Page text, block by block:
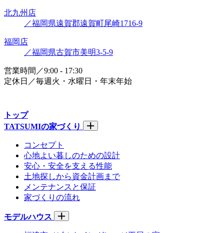
北九州店
／福岡県遠賀郡遠賀町尾崎1716-9
福岡店
／福岡県古賀市美明3-5-9
営業時間／9:00 - 17:30
定休日／毎週火・水曜日・年末年始
トップ
TATSUMIの家づくり
コンセプト
心地よい暮しのための設計
安心・安全を支える性能
土地探しから資金計画まで
メンテナンスと保証
家づくりの流れ
モデルハウス